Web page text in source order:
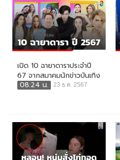
เปิด 10 ฉายาดาราประจำปี
67 จากสมาคมนักข่าวบันเทิง
08:24 น.
23 ธ.ค. 2567